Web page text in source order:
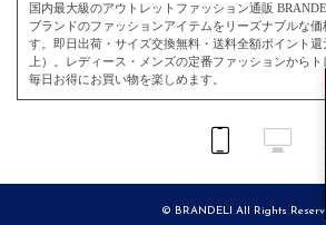
国内最大級のアウトレットファッション通販
ブランドのファッションアイテムをリーズナブルな
す。即日出荷・サイズ交換無料・送料全額ポイント
上）。レディース・メンズの定番ファッションからト
毎日お得にお買い物を楽しめます。
© BRANDELI All Rights